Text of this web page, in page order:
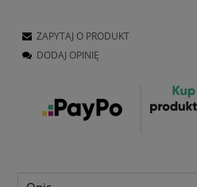
ZAPYTAJ O PRODUKT
DODAJ OPINIĘ